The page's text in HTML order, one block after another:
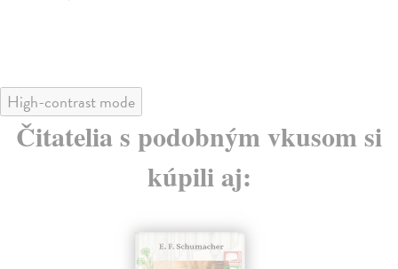
High-contrast mode
Čitatelia s podobným vkusom si
kúpili aj: